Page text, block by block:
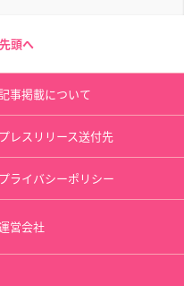
頭へ
事掲載について
プレスリリース送付先
プライバシーポリシー
営会社